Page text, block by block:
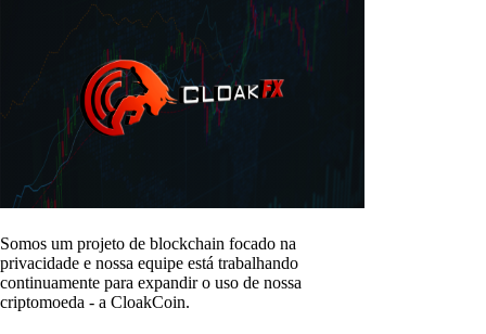
Somos um projeto de blockchain focado na
privacidade e nossa equipe está trabalhando
continuamente para expandir o uso de nossa
criptomoeda - a CloakCoin.